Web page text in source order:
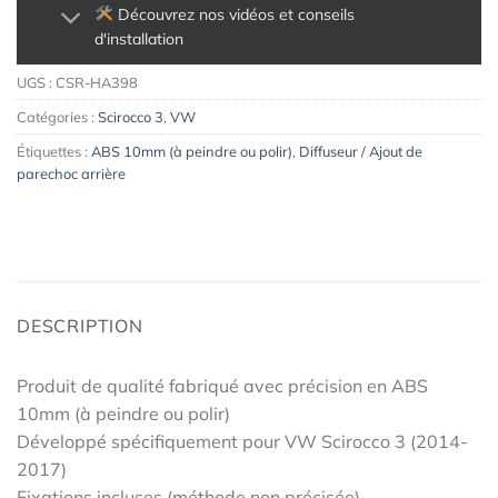
Découvrez nos vidéos et conseils
d'installation
UGS : CSR-HA398
Catégories : Scirocco 3, VW
Étiquettes : ABS 10mm (à peindre ou polir), Diffuseur / Ajout de
parechoc arrière
DESCRIPTION
Produit de qualité fabriqué avec précision en ABS
10mm (à peindre ou polir)
Développé spécifiquement pour VW Scirocco 3 (2014-
2017)